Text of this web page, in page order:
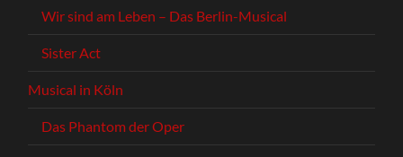
Wir sind am Leben – Das Berlin-Musical
Sister Act
Musical in Köln
Das Phantom der Oper